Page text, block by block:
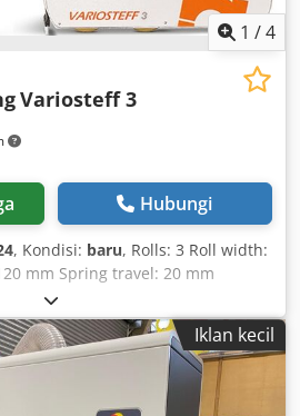
1 /4
Variosteff 3
Hubungi
, Kondisi: baru, Rolls: 3 Roll width:
mm Spring travel: 20 mm
m/min. Stand selectable: Delivery
available stands: Standard /
Csdpfx Aksg Ez Smokjrf Motor
Iklan kecil